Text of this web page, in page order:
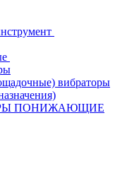
вибраторы
ПОНИЖАЮЩИЕ